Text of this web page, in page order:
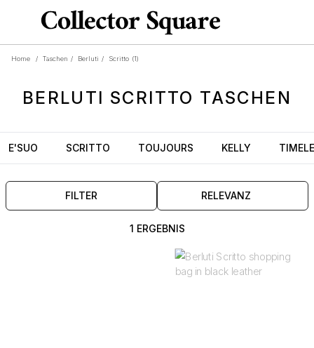
Home / Taschen / Berluti / Scritto (1)
BERLUTI SCRITTO TASCHEN
E'SUO SCRITTO TOUJOURS KELLY
FILTER RELEVANZ
1 ERGEBNIS